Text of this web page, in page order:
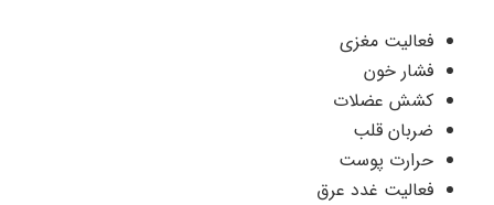
فعالیت مغزی
فشار خون
کشش عضلات
ضربان قلب
حرارت پوست
فعالیت غدد عرق